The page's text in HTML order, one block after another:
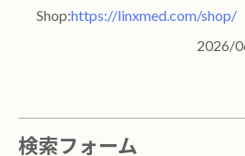
Shop:https://linxmed.com/shop/
2026/
検索フォーム